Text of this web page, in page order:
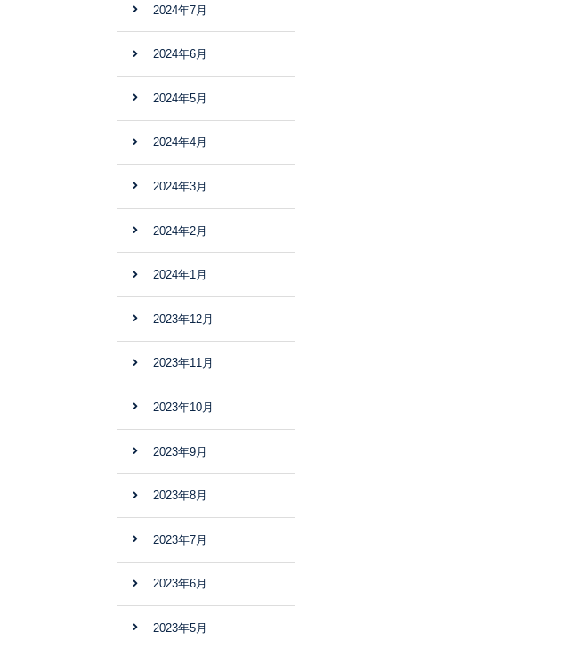
2024年7月
2024年6月
2024年5月
2024年4月
2024年3月
2024年2月
2024年1月
2023年12月
2023年11月
2023年10月
2023年9月
2023年8月
2023年7月
2023年6月
2023年5月